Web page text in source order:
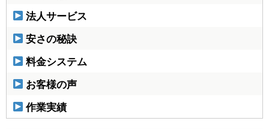
法人サービス
安さの秘訣
料金システム
お客様の声
作業実績